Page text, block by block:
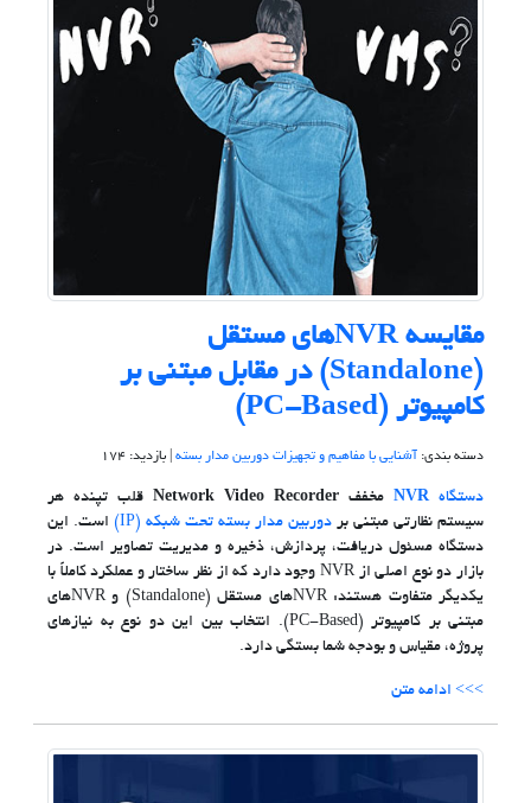
مقایسه NVRهای مستقل
(Standalone) در مقابل مبتنی بر
کامپیوتر (PC-Based)
دسته بندی: آشنایی با مفاهیم و تجهیزات دوربین مدار بسته | بازدید: 174
دستگاهNVR مخفف Network Video Recorder قلب تپنده هر
سیستم نظارتی مبتنی بر دوربین مدار بسته تحت شبکه (IP)
است. این
دستگاه مسئول دریافت، پردازش، ذخیره و مدیریت تصاویر است. در
بازار دو نوع اصلی از NVR وجود دارد که از نظر ساختار و عملکرد کاملاً با
یکدیگر متفاوت هستند: NVRهای مستقل (Standalone) و NVRهای
مبتنی بر کامپیوتر (PC-Based). انتخاب بین این دو نوع به نیازهای
پروژه، مقیاس و بودجه شما بستگی دارد.
>>> ادامه متن